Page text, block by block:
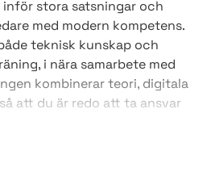
stora satsningar och
med modern kompetens.
teknisk kunskap och
i nära samarbete med
kombinerar teori, digitala
att du är redo att ta ansvar